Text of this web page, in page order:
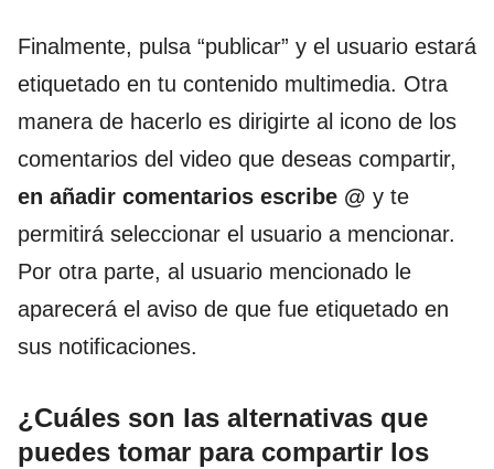
Finalmente, pulsa “publicar” y el usuario estará
etiquetado en tu contenido multimedia. Otra
manera de hacerlo es dirigirte al icono de los
comentarios del video que deseas compartir,
en añadir comentarios escribe @ y te
permitirá seleccionar el usuario a mencionar.
Por otra parte, al usuario mencionado le
aparecerá el aviso de que fue etiquetado en
sus notificaciones.
¿Cuáles son las alternativas que
puedes tomar para compartir los